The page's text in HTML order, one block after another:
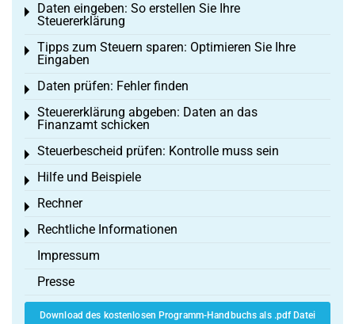
Daten eingeben: So erstellen Sie Ihre
Steuererklärung
Toggle menu
Tipps zum Steuern sparen: Optimieren Sie Ihre
Eingaben
Toggle menu
Daten prüfen: Fehler finden
Toggle menu
Steuererklärung abgeben: Daten an das
Finanzamt schicken
Toggle menu
Steuerbescheid prüfen: Kontrolle muss sein
Toggle menu
Hilfe und Beispiele
Toggle menu
Rechner
Toggle menu
Rechtliche Informationen
Toggle menu
Impressum
Presse
Download des kostenlosen Programm-Handbuchs als .pdf Datei